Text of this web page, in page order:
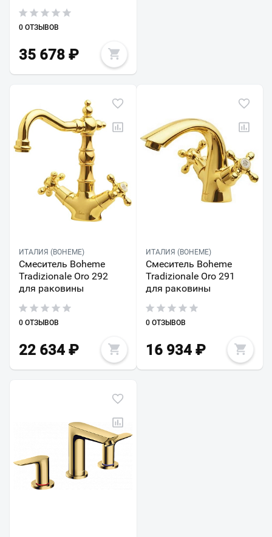
0 ОТЗЫВОВ
35 678 ₽
ИТАЛИЯ (BOHEME)
Смеситель Boheme
Tradizionale Oro 292
для раковины
0 ОТЗЫВОВ
22 634 ₽
ИТАЛИЯ (BOHEME)
Смеситель Boheme
Tradizionale Oro 291
для раковины
0 ОТЗЫВОВ
16 934₽